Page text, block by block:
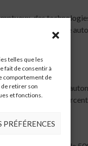
telles que les
fait de consentir à
comportement de
de retirer son
et fonctions.
PRÉFÉRENCES
des
de conduite
offre une
intuitif